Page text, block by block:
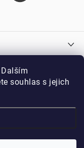
souhlas s jejich